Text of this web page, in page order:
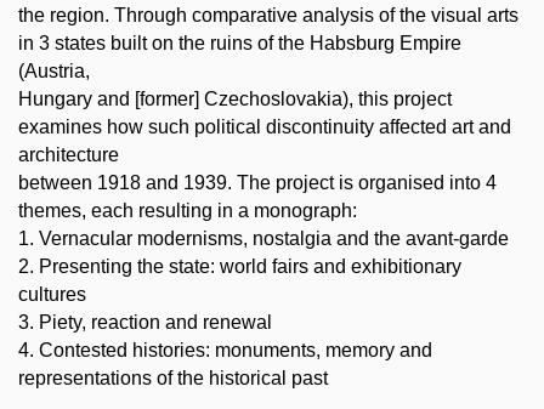
the region. Through comparative analysis of the visual arts
in 3 states built on the ruins of the Habsburg Empire
(Austria,
Hungary and [former] Czechoslovakia), this project
examines how such political discontinuity affected art and
architecture
between 1918 and 1939. The project is organised into 4
themes, each resulting in a monograph:
1. Vernacular modernisms, nostalgia and the avant-garde
2. Presenting the state: world fairs and exhibitionary
cultures
3. Piety, reaction and renewal
4. Contested histories: monuments, memory and
representations of the historical past